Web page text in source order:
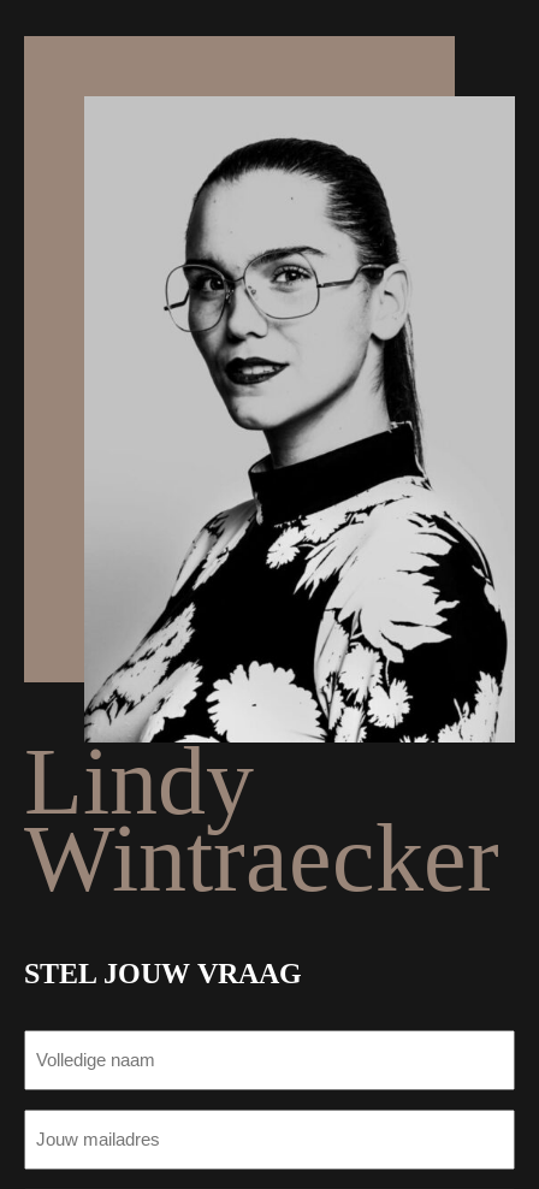
Lindy
Wintraecker
STEL JOUW VRAAG
(VEREIST)
MAILADRES
(VEREIST)